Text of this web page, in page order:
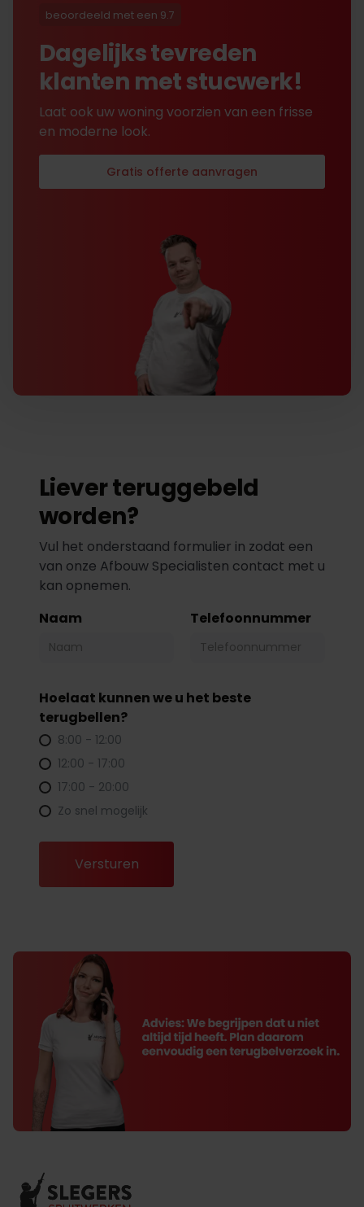
is alles toch na
beoordeeld met een 9.7
Dagelijks tevreden
klanten met stucwerk!
Laat ook uw woning voorzien van een frisse
en moderne look.
Gratis offerte aanvragen
Liever teruggebeld
worden?
Vul het onderstaand formulier in zodat een
van onze Afbouw Specialisten contact met u
kan opnemen.
Naam
Telefoonnummer
Hoelaat kunnen we u het beste
terugbellen?
8:00 - 12:00
12:00 - 17:00
17:00 - 20:00
Zo snel mogelijk